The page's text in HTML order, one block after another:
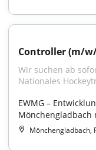
Controller (m/
Wir suchen ab
Nationales
EWMG –
Mönchengladbach
Mönchengladbach,